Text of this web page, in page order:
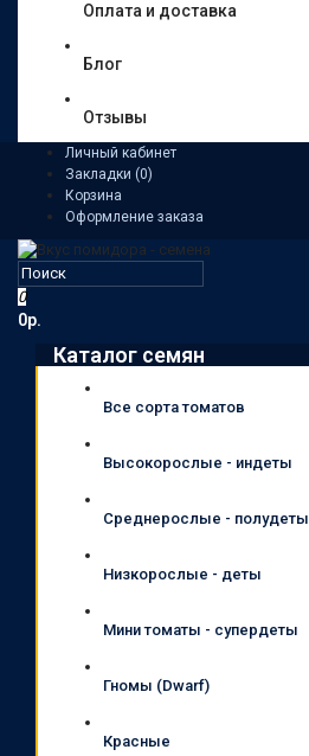
Оплата и доставка
Блог
Отзывы
Личный кабинет
Закладки (0)
Корзина
Оформление заказа
0
0р.
Каталог семян
Все сорта томатов
Высокорослые - индеты
Среднерослые - полудеты
Низкорослые - деты
Мини томаты - супердеты
Гномы (Dwarf)
Красные